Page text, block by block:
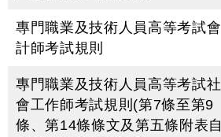
專門職業及技術人員高等考試會
計師考試規則
專門職業及技術人員高等考試社
會工作師考試規則(第7條至第9
條、第14條條文及第五條附表自